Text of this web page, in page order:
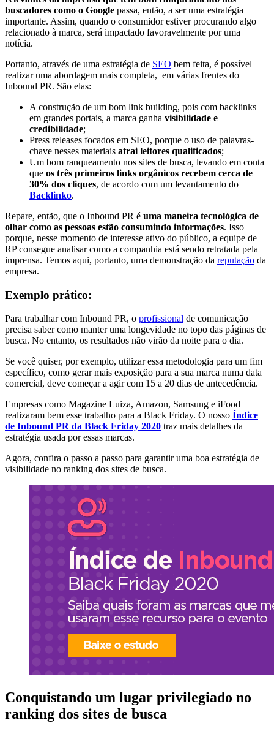
buscadores como o Google passa, então, a ser uma estratégia
importante. Assim, quando o consumidor estiver procurando algo
relacionado à marca, será impactado favoravelmente por uma
notícia.
Portanto, através de uma estratégia de SEO bem feita, é possível
realizar uma abordagem mais completa, em várias frentes do
Inbound PR. São elas:
A construção de um bom link building, pois com backlinks
em grandes portais, a marca ganha visibilidade e
credibilidade;
Press releases focados em SEO, porque o uso de palavras-
chave nesses materiais atrai leitores qualificados;
Um bom ranqueamento nos sites de busca, levando em conta
que os três primeiros links orgânicos recebem cerca de
30% dos cliques, de acordo com um levantamento do
Backlinko.
Repare, então, que o Inbound PR é uma maneira tecnológica de
olhar como as pessoas estão consumindo informações. Isso
porque, nesse momento de interesse ativo do público, a equipe de
RP consegue analisar como a companhia está sendo retratada pela
imprensa. Temos aqui, portanto, uma demonstração da reputação da
empresa.
Exemplo prático:
Para trabalhar com Inbound PR, o profissional de comunicação
precisa saber como manter uma longevidade no topo das páginas de
busca. No entanto, os resultados não virão da noite para o dia.
Se você quiser, por exemplo, utilizar essa metodologia para um fim
específico, como gerar mais exposição para a sua marca numa data
comercial, deve começar a agir com 15 a 20 dias de antecedência.
Empresas como Magazine Luiza, Amazon, Samsung e iFood
realizaram bem esse trabalho para a Black Friday. O nosso Índice
de Inbound PR da Black Friday 2020 traz mais detalhes da
estratégia usada por essas marcas.
Agora, confira o passo a passo para garantir uma boa estratégia de
visibilidade no ranking dos sites de busca.
Conquistando um lugar privilegiado no
ranking dos sites de busca